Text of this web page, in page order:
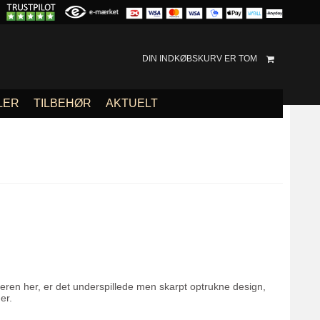
DIN INDKØBSKURV ER TOM
TILBEHØR AKTUELT
her, er det underspillede men skarpt optrukne design,